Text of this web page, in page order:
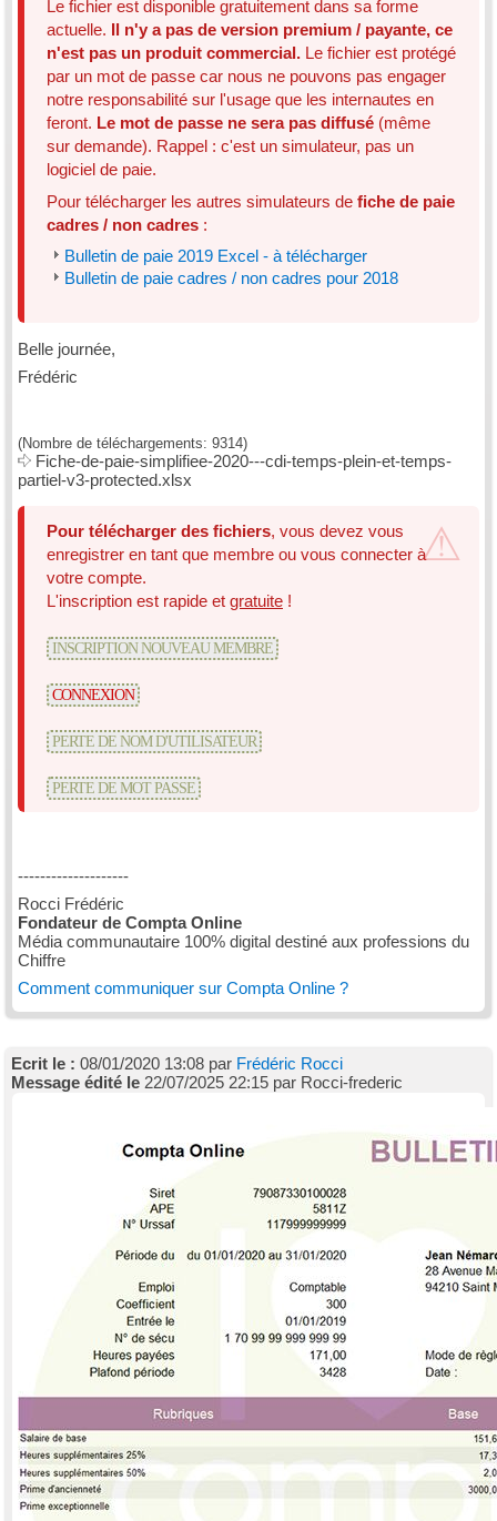
Le fichier est disponible gratuitement dans sa forme
actuelle. Il n'y a pas de version premium / payante, ce
n'est pas un produit commercial. Le fichier est protégé
par un mot de passe car nous ne pouvons pas engager
notre responsabilité sur l'usage que les internautes en
feront. Le mot de passe ne sera pas diffusé (même
sur demande). Rappel : c'est un simulateur, pas un
logiciel de paie.
Pour télécharger les autres simulateurs de fiche de paie
cadres / non cadres :
Bulletin de paie 2019 Excel - à télécharger
Bulletin de paie cadres / non cadres pour 2018
Belle journée,
Frédéric
(Nombre de téléchargements: 9314)
Fiche-de-paie-simplifiee-2020---cdi-temps-plein-et-temps-
partiel-v3-protected.xlsx
Pour télécharger des fichiers, vous devez vous
enregistrer en tant que membre ou vous connecter à
votre compte.
L'inscription est rapide et gratuite !
INSCRIPTION NOUVEAU MEMBRE
CONNEXION
PERTE DE NOM D'UTILISATEUR
PERTE DE MOT PASSE
--------------------
Rocci Frédéric
Fondateur de Compta Online
Média communautaire 100% digital destiné aux professions du
Chiffre
Comment communiquer sur Compta Online ?
Ecrit le : 08/01/2020 13:08 par Frédéric Rocci
Message édité le 22/07/2025 22:15 par Rocci-frederic